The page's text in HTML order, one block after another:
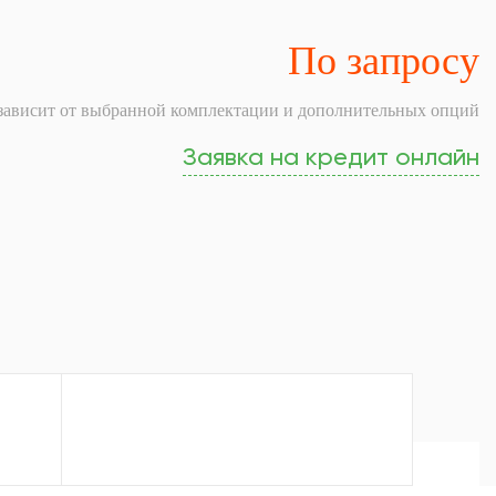
По запросу
от выбранной комплектации и дополнительных опций
Заявка на кредит онлайн